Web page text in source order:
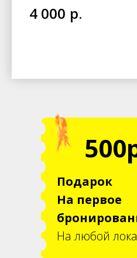
4 000 р.
Подарок
На первое
На любой